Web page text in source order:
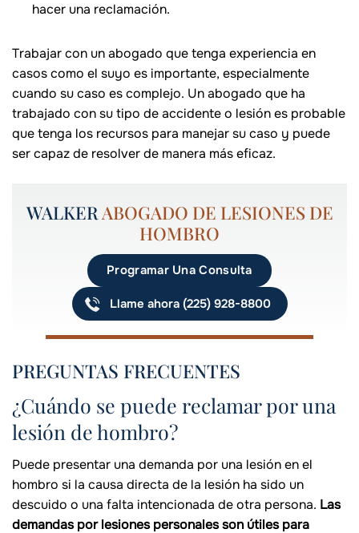
hacer una reclamación.
Trabajar con un abogado que tenga experiencia en
casos como el suyo es importante, especialmente
cuando su caso es complejo. Un abogado que ha
trabajado con su tipo de accidente o lesión es probable
que tenga los recursos para manejar su caso y puede
ser capaz de resolver de manera más eficaz.
WALKERABOGADO DE LESIONES DE
HOMBRO
Programar Una Consulta
Llame ahora (225) 928-8800
PREGUNTAS FRECUENTES
¿Cuándo se puede reclamar por una
lesión de hombro?
Puede presentar una demanda por una lesión en el
hombro si la causa directa de la lesión ha sido un
descuido o una falta intencionada de otra persona. Las
demandas por lesiones personales son útiles para